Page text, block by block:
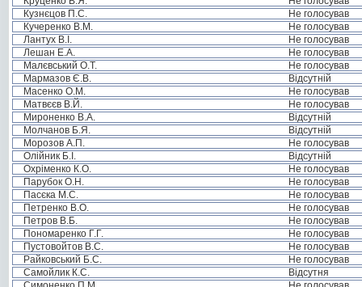
Кузнєцов П.С.
Не голосував
Кучеренко В.М.
Не голосував
Лантух В.І.
Не голосував
Лешан Е.А.
Не голосував
Малєвський О.Т.
Не голосував
Мармазов Є.В.
Відсутній
Масенко О.М.
Не голосував
Матвєєв В.Й.
Не голосував
Мироненко В.А.
Відсутній
Молчанов Б.Я.
Відсутній
Морозов А.П.
Не голосував
Олійник Б.І.
Відсутній
Охріменко К.О.
Не голосував
Парубок О.Н.
Не голосував
Пасєка М.С.
Не голосував
Петренко В.О.
Не голосував
Петров В.Б.
Не голосував
Пономаренко Г.Г.
Не голосував
Пустовойтов В.С.
Не голосував
Райковський Б.С.
Не голосував
Самойлик К.С.
Відсутня